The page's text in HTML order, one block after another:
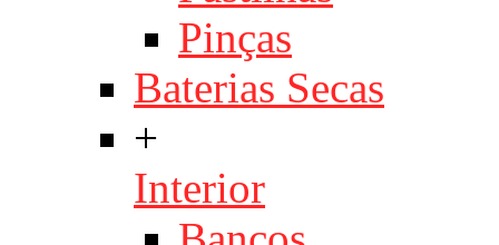
Pinças
Baterias Secas
+
Interior